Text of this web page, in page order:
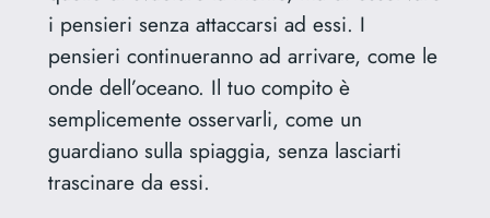
i pensieri senza attaccarsi ad essi. I
pensieri continueranno ad arrivare, come le
onde dell’oceano. Il tuo compito è
semplicemente osservarli, come un
guardiano sulla spiaggia, senza lasciarti
trascinare da essi.